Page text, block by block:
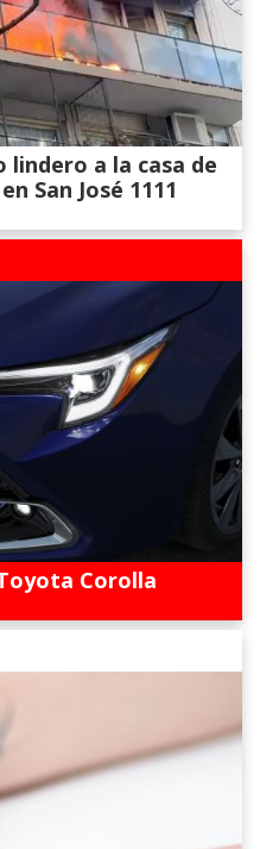
lindero a la casa de
San José 1111
Corolla